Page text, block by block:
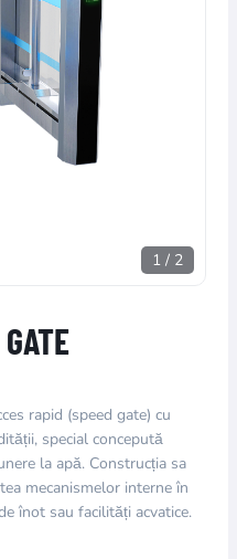
1 / 2
rapid (speed gate) cu
special concepută
la apă. Construcția sa
mecanismelor interne în
înot sau facilități acvatice.